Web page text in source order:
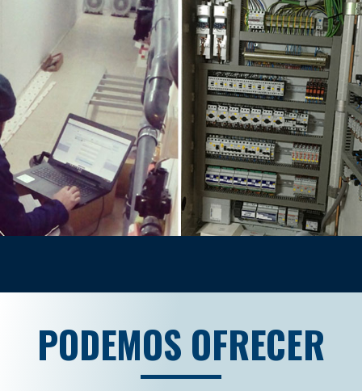
PODEMOS OFRECER